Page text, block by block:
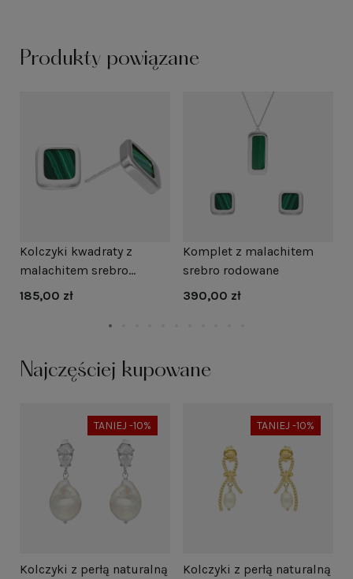
Produkty powiązane
Kolczyki kwadraty z
malachitem srebro
rodowane
185,00 zł
Komplet z malachitem
srebro rodowane
390,00 zł
Najczęściej kupowane
TANIEJ -10%
Kolczyki z perłą naturalną
TANIEJ -10%
Kolczyki z perłą naturalną